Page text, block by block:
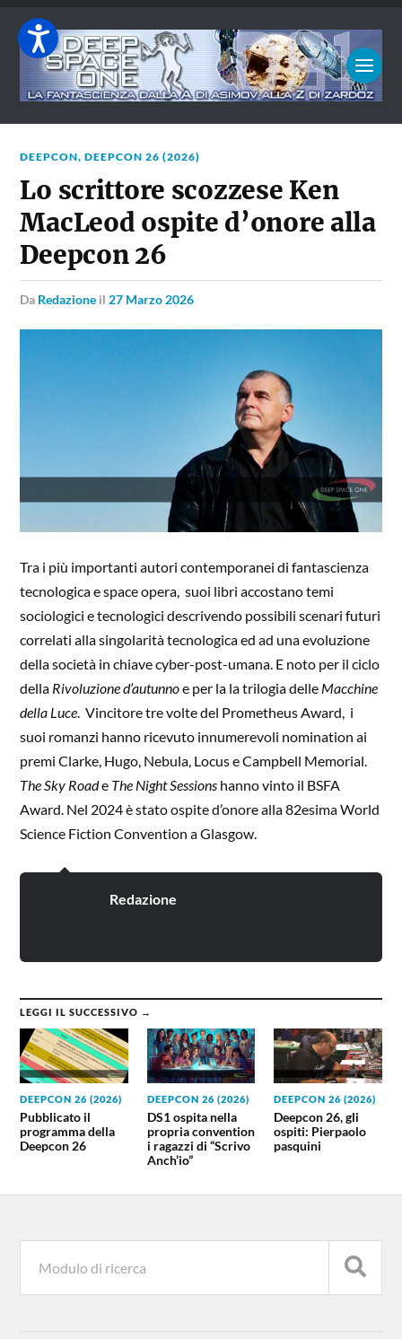
DEEPCON,DEEPCON 26 (2026)
Lo scrittore scozzese Ken
MacLeod ospite d’onore alla
Deepcon 26
da Redazione il 27 Marzo 2026
Tra i più importanti autori contemporanei di fantascienza
tecnologica e space opera, suoi libri accostano temi
sociologici e tecnologici descrivendo possibili scenari futuri
correlati alla singolarità tecnologica ed ad una evoluzione
della società in chiave cyber-post-umana. E noto per il ciclo
della Rivoluzione d’autunnoe per la la trilogia delle Macchine
della Luce. Vincitore tre volte del Prometheus Award, i
suoi romanzi hanno ricevuto innumerevoli nomination ai
premi Clarke, Hugo, Nebula, Locus e Campbell Memorial.
The Sky Roade The Night Sessions hanno vinto il BSFA
Award. Nel 2024 è stato ospite d’onore alla 82esima World
Science Fiction Convention a Glasgow.
Redazione
LEGGI IL SUCCESSIVO →
DEEPCON 26 (2026)
Pubblicato il
programma della
Deepcon 26
DEEPCON 26 (2026)
DS1 ospita nella
propria convention
i ragazzi di “Scrivo
Anch’io”
DEEPCON 26 (2026)
Deepcon 26, gli
ospiti: Pierpaolo
pasquini